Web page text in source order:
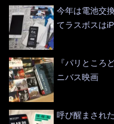
今年は電池交
てラスボスは
『パリとこ
ニバス映画
呼び醒まされ